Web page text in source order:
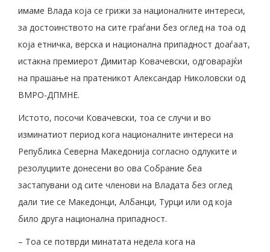
имаме Влада која се грижи за националните интереси,
за достоинството на сите граѓани без оглед на тоа од
која етничка, верска и национална припадност доаѓаат,
истакна премиерот Димитар Ковачевски, одговарајќи
на прашање на пратеникот Александар Николовски од
ВМРО-ДПМНЕ.
Истото, посочи Ковачевски, тоа се случи и во
изминатиот период кога националните интереси на
Република Северна Македонија согласно одлуките и
резолуциите донесени во ова Собрание беа
застапувани од сите членови на Владата без оглед
дали тие се Македонци, Албанци, Турци или од која
било друга национална припадност.
– Тоа се потврди минатата недела кога на